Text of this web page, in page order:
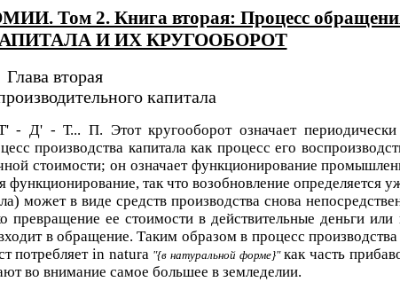
2. Книга вторая: Процесс обращения
И ИХ КРУГООБОРОТ
Глава вторая
капитала
- Д' - Т... П. Этот кругооборот означает
производства капитала как процесс его
стоимости; он означает функционирование
так что возобновление определяется
может в виде средств производства снова
превращение ее стоимости в действительные деньги
в обращение. Таким образом в процесс
потребляет in natura {в натуральной форме} как часть
во внимание самое большее в земледелии.